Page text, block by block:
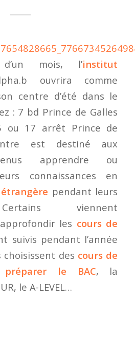
mois, l’institut
ouvrira comme
centre d’été dans le
: 7 bd Prince de Galles
ou 17 arrêt Prince de
est destiné aux
apprendre ou
connaissances en
pendant leurs
viennent
les cours de
suivis pendant l’année
choisissent des cours de
le BAC, la
le A-LEVEL…